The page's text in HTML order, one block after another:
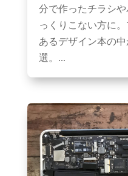
分で作ったチラシ
っくりこない方に
あるデザイン本の
選。...